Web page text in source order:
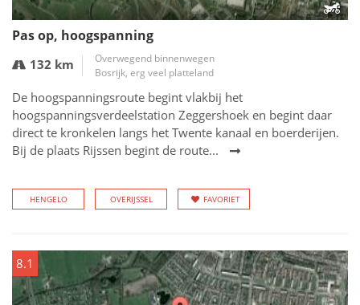
Pas op, hoogspanning
132 km
Overwegend binnenwegen
Bosrijk, erg veel platteland
De hoogspanningsroute begint vlakbij het
hoogspanningsverdeelstation Zeggershoek en begint daar
direct te kronkelen langs het Twente kanaal en boerderijen.
Bij de plaats Rijssen begint de route...
HENGELO OVERIJSSEL FAVORIET
8.1